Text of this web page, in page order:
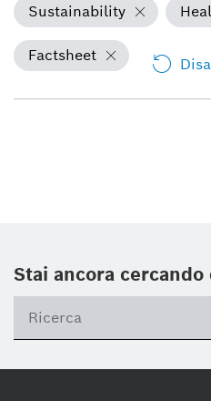
Sustainability
Factsheet
Stai ancora cercando